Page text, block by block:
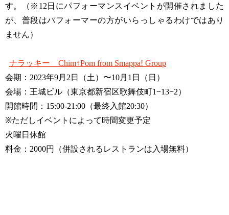
す。（※12日にパフォーマンスイベントが開催されました
が、普段はパフォーマーの方がいらっしゃるわけではあり
ません）
ナラッキー Chim↑Pom from Smappa! Group
会期：2023年9月2日（土）〜10月1日（日）
会場：王城ビル（東京都新宿区歌舞伎町1−13−2）
開館時間：15:00-21:00（最終入館20:30）
※ただしイベントによって時間変更予定
火曜日休館
料金：2000円（併設されるレストランは入場無料）